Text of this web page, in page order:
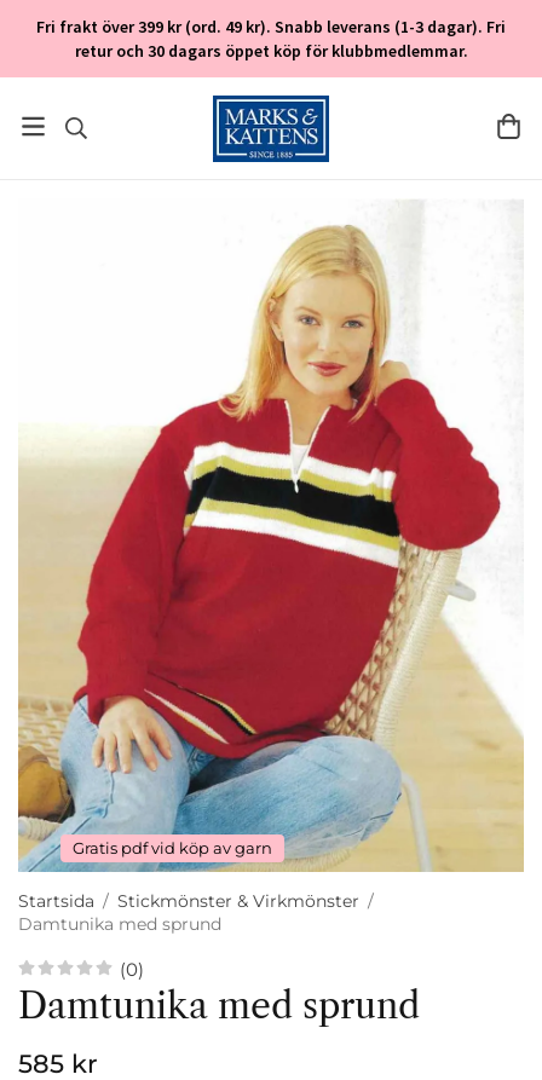
Fri frakt över 399 kr (ord. 49 kr). Snabb leverans (1-3 dagar). Fri
retur och 30 dagars öppet köp för klubbmedlemmar.
Gratis pdf vid köp av garn
Startsida / Stickmönster & Virkmönster /
Damtunika med sprund
(0)
Damtunika med sprund
585 kr